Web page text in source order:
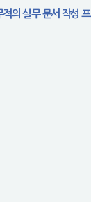
의 실무 문서 작성